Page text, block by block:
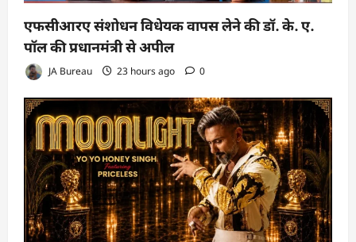
एफसीआरए संशोधन विधेयक वापस लेने की डॉ. के. ए.
पॉल की प्रधानमंत्री से अपील
JA Bureau 23 hours ago 0